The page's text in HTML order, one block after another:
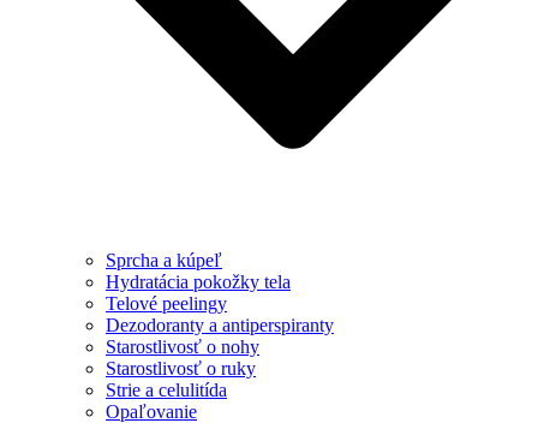
Sprcha a kúpeľ
Hydratácia pokožky tela
Telové peelingy
Dezodoranty a antiperspiranty
Starostlivosť o nohy
Starostlivosť o ruky
Strie a celulitída
Opaľovanie